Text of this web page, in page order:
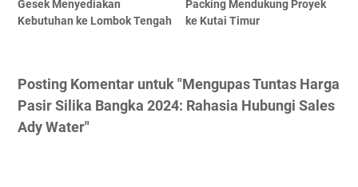
Gesek Menyediakan
Kebutuhan ke Lombok Tengah
Packing Mendukung Proyek
ke Kutai Timur
Posting Komentar untuk "Mengupas Tuntas Harga
Pasir Silika Bangka 2024: Rahasia Hubungi Sales
Ady Water"